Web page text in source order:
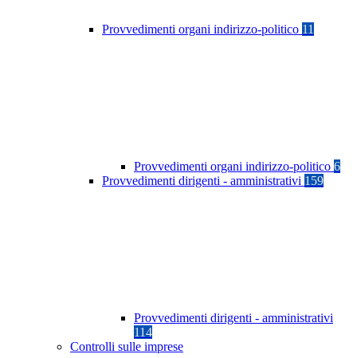
Provvedimenti organi indirizzo-politico 11
Provvedimenti organi indirizzo-politico 6
Provvedimenti dirigenti - amministrativi 159
Provvedimenti dirigenti - amministrativi
114
Controlli sulle imprese